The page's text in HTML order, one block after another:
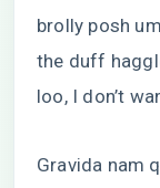
brolly posh
the duff
loo, I don’t
Gravida nam